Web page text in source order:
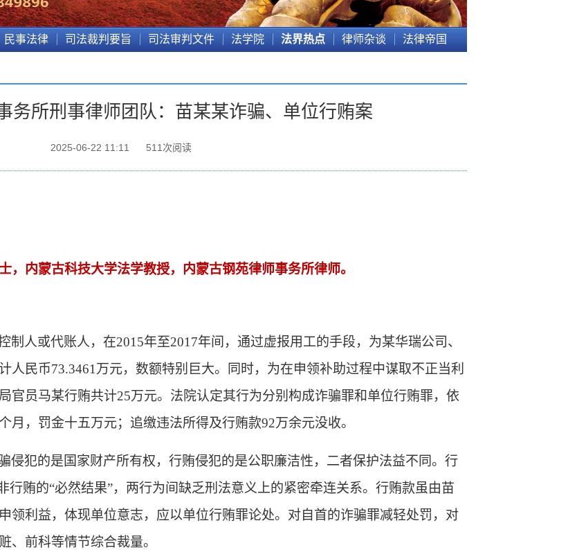
民事法律 司法裁判要旨 司法审判文件 法学院 法界热点 律师杂谈 法律帝国
务所刑事律师团队：苗某某诈骗、单位行贿案
2025-06-22 11:11 511 次阅读
，内蒙古科技大学法学教授，内蒙古钢苑律师事务所律师。
制人或代账人，在2015年至2017年间，通过虚报用工的手段，为某华瑞公司、
人民币73.3461万元，数额特别巨大。同时，为在申领补助过程中谋取不正当利
官员马某行贿共计25万元。法院认定其行为分别构成诈骗罪和单位行贿罪，依
月，罚金十五万元；追缴违法所得及行贿款92万余元没收。
侵犯的是国家财产所有权，行贿侵犯的是公职廉洁性，二者保护法益不同。行
行贿的“必然结果”，两行为间缺乏刑法意义上的紧密牵连关系。行贿款虽由苗
领利益，体现单位意志，应以单位行贿罪论处。对自首的诈骗罪减轻处罚，对
、前科等情节综合裁量。